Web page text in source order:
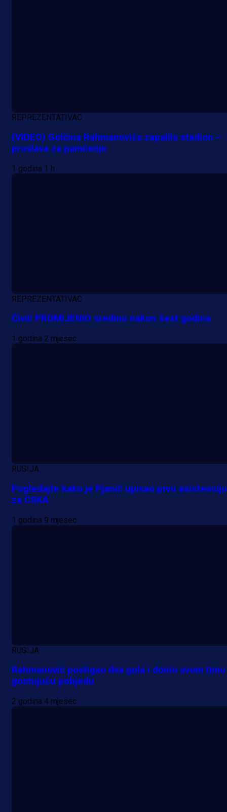
REPREZENTATIVAC
(VIDEO) Golčina Rahmanovića zapalila stadion –
proslava za pamćenje
1 godina 1 h
REPREZENTATIVAC
Ćivić PROMIJENIO sredinu nakon šest godina
1 godina 2 mjesec
RUSIJA
Pogledajte kako je Pjanić upisao prvu asistenciju
za CSKA
1 godina 9 mjesec
RUSIJA
Rahmanović postigao dva gola i donio svom timu
gostujuću pobjedu
2 godina 4 mjesec